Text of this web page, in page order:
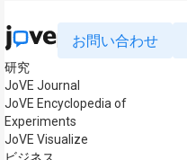
お問い合わせ
研究
JoVE Journal
JoVE Encyclopedia of
Experiments
JoVE Visualize